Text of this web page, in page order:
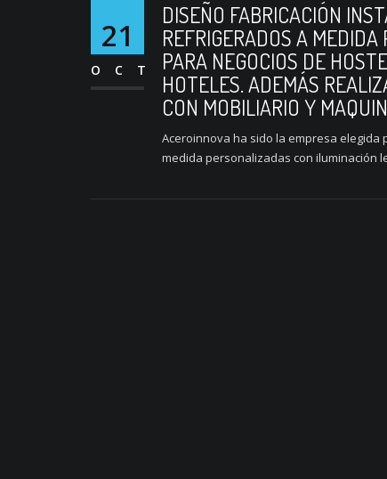
21
OCT
DISEÑO FABRICACIÓN
REFRIGERADOS A
PARA NEGOCIOS DE
HOTELES. ADEMÁS
CON MOBILIARIO Y
Aceroinnova ha sido la empresa
medida personalizadas con iluminación